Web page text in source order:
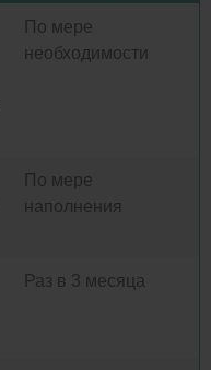
По мере
необходимости
По мере
наполнения
Раз в 3 месяца